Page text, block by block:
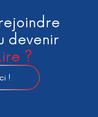
devenir
?
!